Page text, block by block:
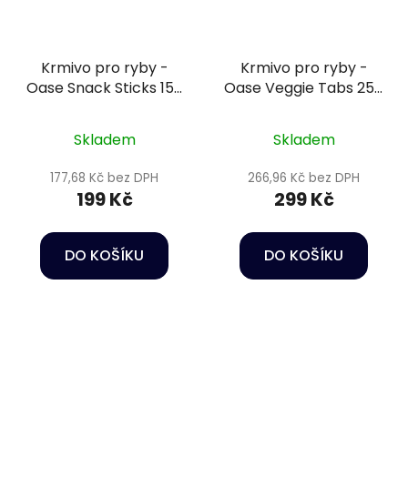
Krmivo pro ryby -
Oase Snack Sticks 150
Skladem
177,68 Kč bez DPH
199 Kč
DO KOŠÍKU
Krmivo pro ryby -
Oase Veggie Tabs 250
Skladem
266,96 Kč bez DPH
299 Kč
DO KOŠÍKU